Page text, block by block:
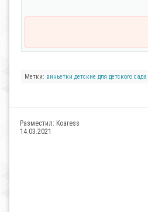
Метки: виньетки детские для детского сада
Разместил: Koaress
14.03.2021